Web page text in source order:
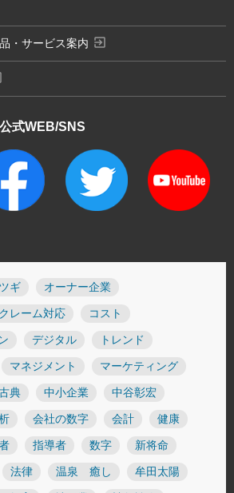
ギ オーナー企業
クレーム対応 コスト
デジタル トレンド
マネジメント マーケティング
典 中小企業 中谷彰宏
会社の数字 会計 健康
指導者 数字 新将命
法律 温泉 癒し 牟田太陽
公式WEB/SNS
・サービス案内 exit_to_app